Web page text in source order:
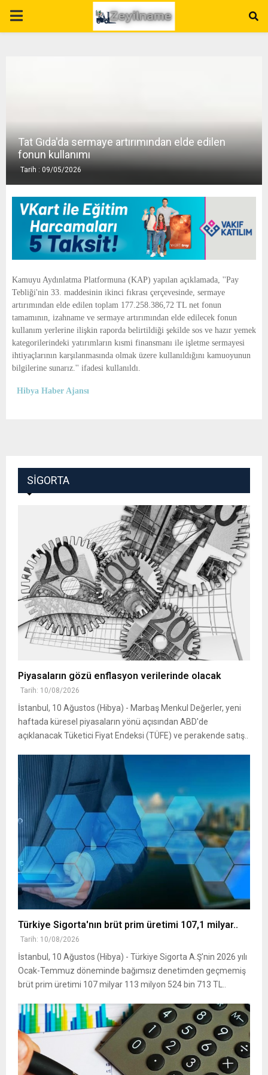
P
A
E
N
U
Tat Gıda'da sermaye artırımından elde edilen
fonun kullanımı
Tarih : 09/05/2026
Kamuyu Aydınlatma Platformuna (KAP) yapılan açıklamada, ''Pay
Tebliği'nin 33. maddesinin ikinci fıkrası çerçevesinde, sermaye
artırımından elde edilen toplam 177.258.386,72 TL net fonun
tamamının, izahname ve sermaye artırımından elde edilecek fonun
kullanım yerlerine ilişkin raporda belirtildiği şekilde sos ve hazır yemek
kategorilerindeki yatırımların kısmi finansmanı ile işletme sermayesi
ihtiyaçlarının karşılanmasında olmak üzere kullanıldığını kamuoyunun
bilgilerine sunarız.'' ifadesi kullanıldı.
Hibya Haber Ajansı
SIGORTA
Piyasaların gözü enflasyon verilerinde olacak
Tarih: 10/08/2026
İstanbul, 10 Ağustos (Hibya) - Marbaş Menkul Değerler, yeni
haftada küresel piyasaların yönü açısından ABD'de
açıklanacak Tüketici Fiyat Endeksi (TÜFE) ve perakende satış..
Türkiye Sigorta'nın brüt prim üretimi 107,1 milyar..
Tarih: 10/08/2026
İstanbul, 10 Ağustos (Hibya) - Türkiye Sigorta A.Ş'nin 2026 yılı
Ocak-Temmuz döneminde bağımsız denetimden geçmemiş
brüt prim üretimi 107 milyar 113 milyon 524 bin 713 TL..